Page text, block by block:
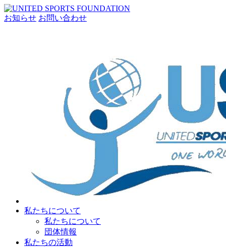
お知らせ お問い合わせ
私たちについて
私たちについて
団体情報
私たちの活動